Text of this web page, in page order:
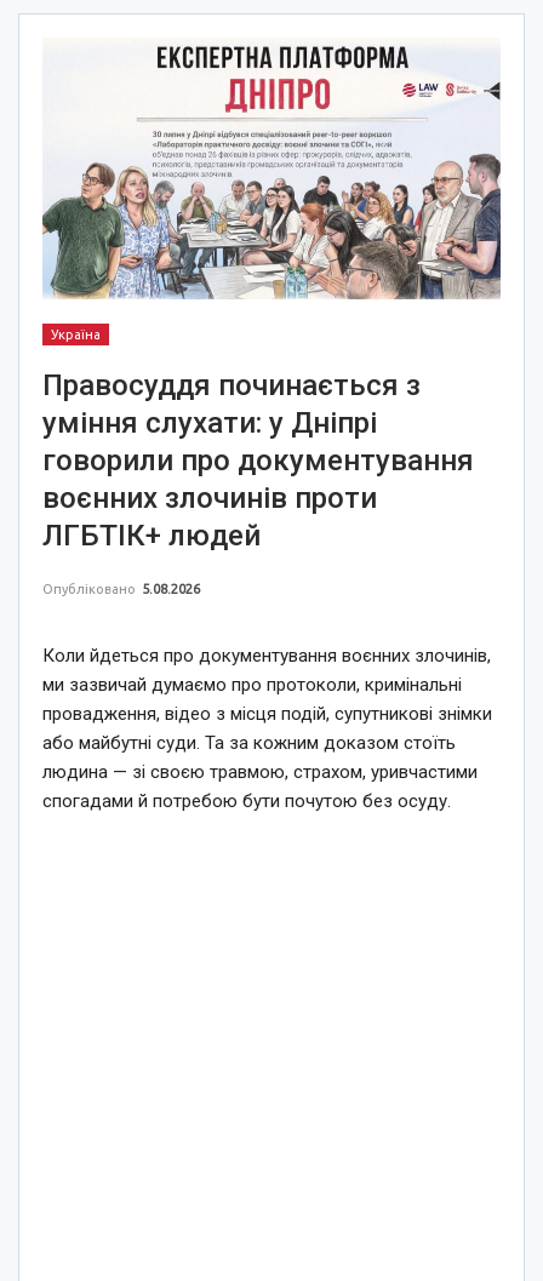
Україна
Правосуддя починається з
уміння слухати: у Дніпрі
говорили про документування
воєнних злочинів проти
ЛГБТІК+ людей
Опубліковано 5.08.2026
Коли йдеться про документування воєнних злочинів,
ми зазвичай думаємо про протоколи, кримінальні
провадження, відео з місця подій, супутникові знімки
або майбутні суди. Та за кожним доказом стоїть
людина — зі своєю травмою, страхом, уривчастими
спогадами й потребою бути почутою без осуду.